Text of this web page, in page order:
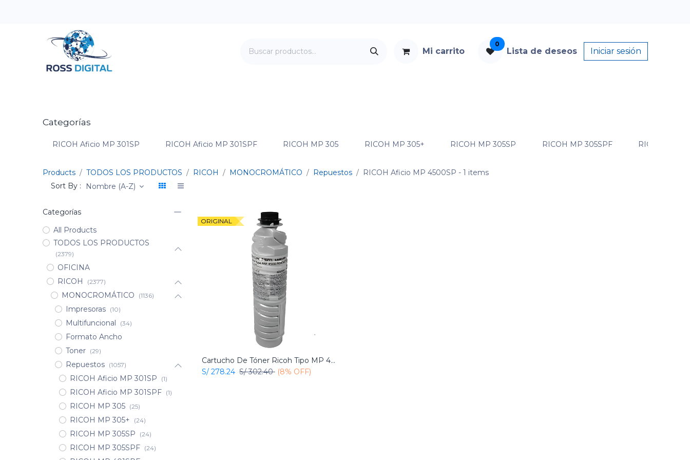
Mi carrito
0
Lista de deseos Iniciar sesión
Categorías
RICOH Aficio MP 301SP RICOH Aficio MP 301SPF RICOH MP 305 RICOH MP 305+ RICOH MP 305SP RICOH MP 305SPF RICOH MP
Products TODOS LOS PRODUCTOS RICOH MONOCROMÁTICO Repuestos RICOH Aficio MP 4500SP - 1 items
Sort By :
Nombre (A-Z)
Categorías
All Products
TODOS LOS PRODUCTOS
(2379)
OFICINA
RICOH
(2377)
MONOCROMÁTICO (1136)
Impresoras (10)
Multifuncional (34)
Formato Ancho
Toner
(29)
Repuestos (1057)
RICOH Aficio MP 301SP (1)
RICOH Aficio MP 301SPF (1)
RICOH MP 305 (25)
RICOH MP 305+ (24)
RICOH MP 305SP (24)
RICOH MP 305SPF (24)
ORIGINAL
Add to Cart
Cartucho De Tóner Ricoh Tipo MP 4500 Negro Original
S/ 278.24 S/302.40 (8% OFF)